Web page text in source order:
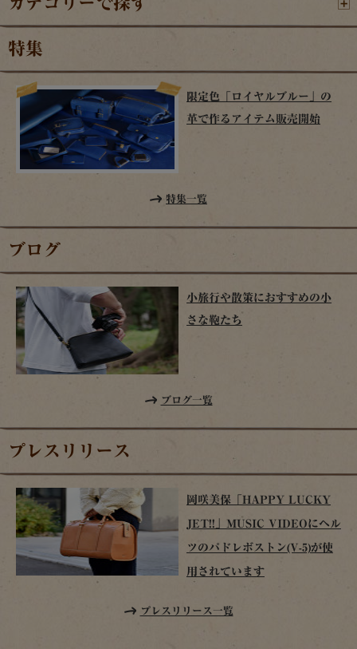
特集
限定色「ロイヤルブルー」の
革で作るアイテム販売開始
特集一覧
ブログ
小旅行や散策におすすめの小
さな鞄たち
ブログ一覧
プレスリリース
岡咲美保「HAPPY LUCKY
JET!!」MUSIC VIDEOにヘル
ツのパドレボストン(V-5)が使
用されています
プレスリリース一覧